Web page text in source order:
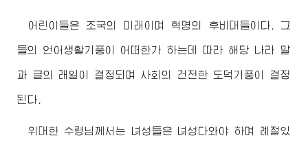
어린이들은 조국의 미래이며 혁명의 후비대들이다. 그
들의 언어생활기풍이 어떠한가 하는데 따라 해당 나라 말
과 글의 래일이 결정되며 사회의 건전한 도덕기풍이 결정
된다.
위대한 수령님께서는 녀성들은 녀성다와야 하며 례절있